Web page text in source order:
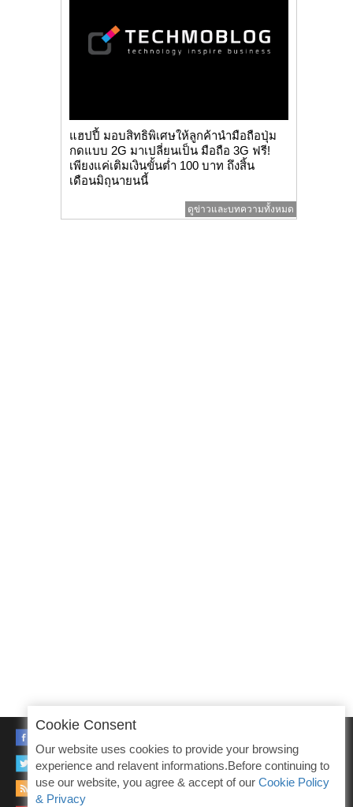
แฮปปี้ มอบสิทธิพิเศษให้ลูกค้านำมือถือปุ่ม
กดแบบ 2G มาเปลี่ยนเป็น มือถือ 3G ฟรี!
เพียงแค่เติมเงินขั้นต่ำ 100 บาท ถึงสิ้น
เดือนมิถุนายนนี้
ดูข่าวและบทความทั้งหมด
TWITTER
RSS
Cookie Consent
Our website uses cookies to provide your browsing
experience and relavent informations.Before continuing to
use our website, you agree & accept of our Cookie Policy
& Privacy